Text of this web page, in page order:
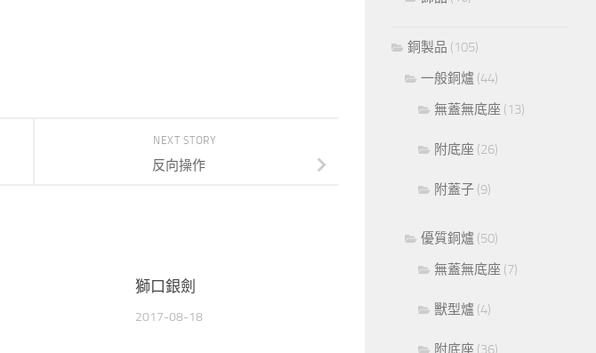
NEXT STORY
反向操作
獅口銀劍
2017-08-18
銅製品 (105)
一般銅爐 (44)
無蓋無底座 (13)
附底座 (26)
附蓋子 (9)
優質銅爐 (50)
無蓋無底座 (7)
獸型爐 (4)
附底座 (36)